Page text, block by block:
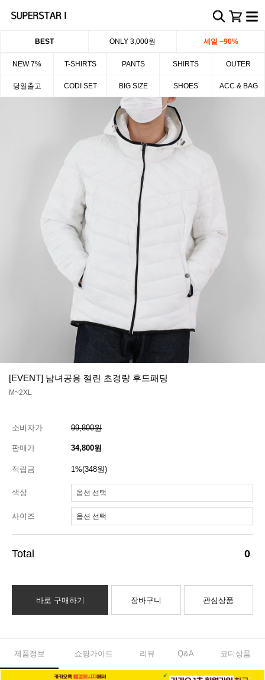
BEST ONLY 3,000원 세일 ~90%
NEW 7% T-SHIRTS PANTS SHIRTS OUTER
당일출고 CODI SET BIG SIZE SHOES ACC & BAG
[EVENT] 남녀공용 젤린 초경량 후드패딩
M~2XL
소비자가 99,800원
판매가 34,800원
적립금 1%(348원)
색상
사이즈
0
바로 구매하기 장바구니 관심상품
제품정보 쇼핑가이드 리뷰 Q&A 코디상품